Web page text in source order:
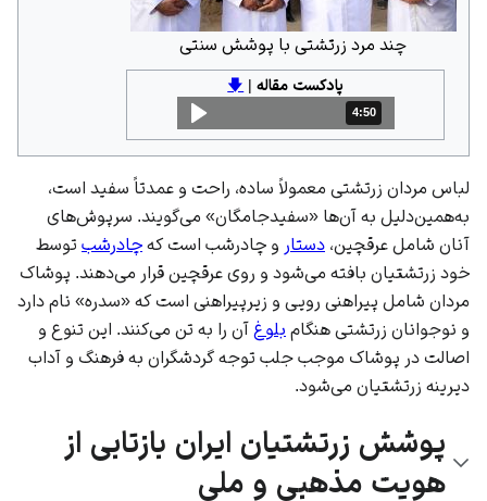
چند مرد زرتشتی با پوشش سنتی
پادکست مقاله|
🡇
مدت: 4 دقیقه و 50 ثانیه
4:50
لباس مردان زرتشتی معمولاً ساده، راحت و عمدتاً سفید است،
به‌همین‌دلیل به آن‌ها «سفیدجامگان» می‌گویند. سرپوش‌های
آنان شامل عرقچین، دستار و چادرشب است که چادرشب توسط
خود زرتشتیان بافته می‌شود و روی عرقچین قرار می‌دهند. پوشاک
مردان شامل پیراهنی رویی و زیرپیراهنی است که «سدره» نام دارد
و نوجوانان زرتشتی هنگام بلوغ آن را به تن می‌کنند. این تنوع و
اصالت در پوشاک موجب جلب توجه گردشگران به فرهنگ و آداب
دیرینه زرتشتیان می‌شود.
پوشش زرتشتیان ایران بازتابی از
هویت مذهبی و ملی